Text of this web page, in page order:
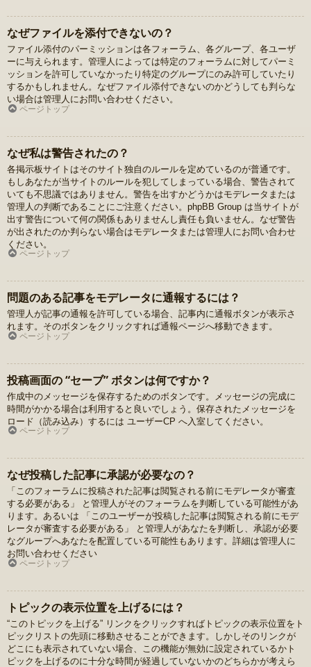
なぜファイルを添付できないの？
ファイル添付のパーミッションは各フォーラム、各グループ、各ユーザ
ーに与えられます。管理人によっては特定のフォーラムに対してパーミ
ッションを許可していなかったり特定のグループにのみ許可していたり
するかもしれません。なぜファイル添付できないのかどうしても判らな
い場合は管理人にお問い合わせください。
ページトップ
なぜ私は警告されたの？
各掲示板サイトはそのサイト独自のルールを定めているのが普通です。
もしあなたが当サイトのルールを犯してしまっている場合、警告されて
いても不思議ではありません。警告を出すかどうかはモデレータまたは
管理人の判断であることにご注意ください。phpBB Group は当サイトが
出す警告について何の関係もありませんし責任も負いません。なぜ警告
が出されたのか判らない場合はモデレータまたは管理人にお問い合わせ
ください。
ページトップ
問題のある記事をモデレータに通報するには？
管理人が記事の通報を許可している場合、記事内に通報ボタンが表示さ
れます。そのボタンをクリックすれば通報ページへ移動できます。
ページトップ
投稿画面の “セーブ” ボタンは何ですか？
作成中のメッセージを保存するためのボタンです。メッセージの完成に
時間がかかる場合は利用すると良いでしょう。保存されたメッセージを
ロード（読み込み）するには ユーザーCP へ入室してください。
ページトップ
なぜ投稿した記事に承認が必要なの？
「このフォーラムに投稿された記事は閲覧される前にモデレータが審査
する必要がある」 と管理人がそのフォーラムを判断している可能性があ
ります。あるいは 「このユーザーが投稿した記事は閲覧される前にモデ
レータが審査する必要がある」 と管理人があなたを判断し、承認が必要
なグループへあなたを配置している可能性もあります。詳細は管理人に
お問い合わせください
ページトップ
トピックの表示位置を上げるには？
“このトピックを上げる” リンクをクリックすればトピックの表示位置をト
ピックリストの先頭に移動させることができます。しかしそのリンクが
どこにも表示されていない場合、この機能が無効に設定されているかト
ピックを上げるのに十分な時間が経過していないかのどちらかが考えら